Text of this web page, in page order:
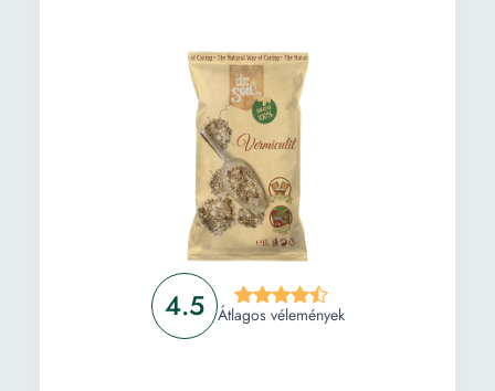
4.5 Átlagos vélemények